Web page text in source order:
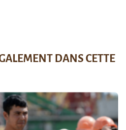
DANS CETTE